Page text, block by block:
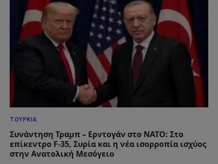
ΤΟΥΡΚΊΑ
Συνάντηση Τραμπ – Ερντογάν στο ΝΑΤΟ: Στο
επίκεντρο F-35, Συρία και η νέα ισορροπία ισχύος
στην Ανατολική Μεσόγειο